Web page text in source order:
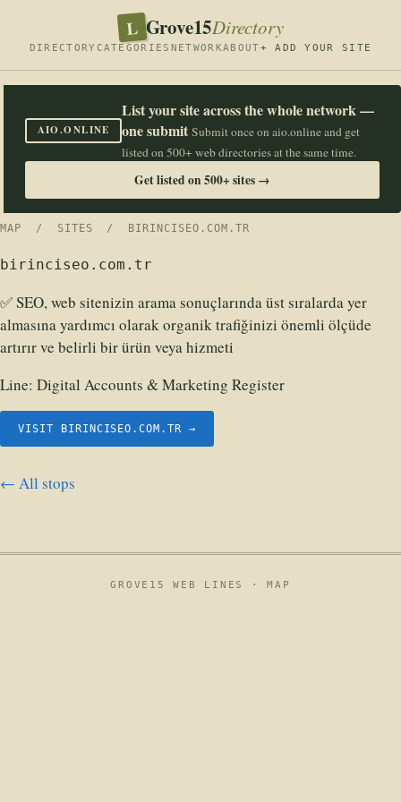
L Grove15Directory
DIRECTORY CATEGORIES NETWORKABOUT+ ADD YOUR SITE
AIO.ONLINE
List your site across the whole network —
one submit Submit once on aio.online and get
listed on 500+ web directories at the same time.
Get listed on 500+ sites →
MAP / SITES / BIRINCISEO.COM.TR
birinciseo.com.tr
✅ SEO, web sitenizin arama sonuçlarında üst sıralarda yer
almasına yardımcı olarak organik trafiğinizi önemli ölçüde
artırır ve belirli bir ürün veya hizmeti
Line: Digital Accounts & Marketing Register
VISIT BIRINCISEO.COM.TR →
← All stops
GROVE15 WEB LINES ·MAP